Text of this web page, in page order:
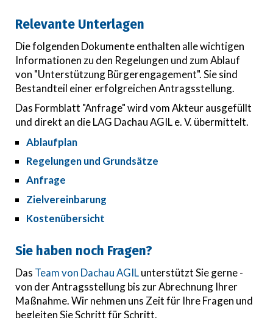
Relevante Unterlagen
Die folgenden Dokumenteenthalten alle wichtigen
Informationen zu den Regelungen und zum Ablauf
von "Unterstützung Bürgerengagement". Sie sind
Bestandteil einer erfolgreichen Antragsstellung.
Das Formblatt "Anfrage" wird vom Akteur ausgefüllt
und direkt an die LAG Dachau AGIL e. V. übermittelt.
Ablaufplan
Regelungen und Grundsätze
Anfrage
Zielvereinbarung
Kostenübersicht
Sie haben noch Fragen?
Das Team von Dachau AGILunterstützt Sie gerne -
von der Antragsstellung bis zur Abrechnung Ihrer
Maßnahme. Wir nehmen uns Zeit für Ihre Fragen und
begleiten Sie Schritt für Schritt.